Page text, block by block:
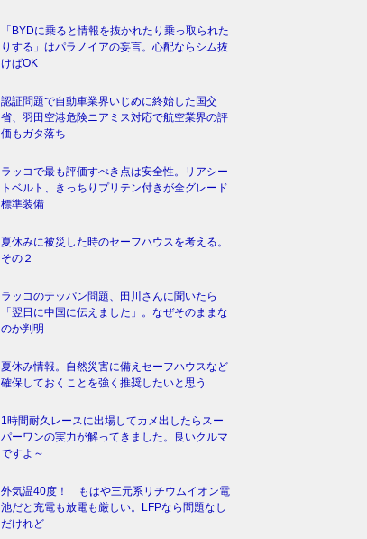
「BYDに乗ると情報を抜かれたり乗っ取られた
りする」はパラノイアの妄言。心配ならシム抜
けばOK
認証問題で自動車業界いじめに終始した国交
省、羽田空港危険ニアミス対応で航空業界の評
価もガタ落ち
ラッコで最も評価すべき点は安全性。リアシー
トベルト、きっちりプリテン付きが全グレード
標準装備
夏休みに被災した時のセーフハウスを考える。
その２
ラッコのテッパン問題、田川さんに聞いたら
「翌日に中国に伝えました」。なぜそのままな
のか判明
夏休み情報。自然災害に備えセーフハウスなど
確保しておくことを強く推奨したいと思う
1時間耐久レースに出場してカメ出したらスー
パーワンの実力が解ってきました。良いクルマ
ですよ～
外気温40度！ もはや三元系リチウムイオン電
池だと充電も放電も厳しい。LFPなら問題なし
だけれど